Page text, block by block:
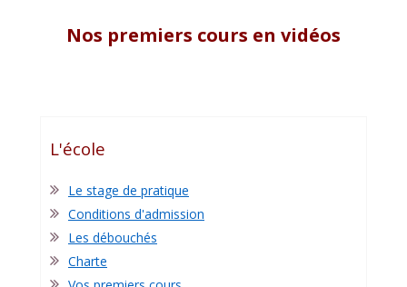
Nos premiers cours en vidéos
L'école
Le stage de pratique
Conditions d'admission
Les débouchés
Charte